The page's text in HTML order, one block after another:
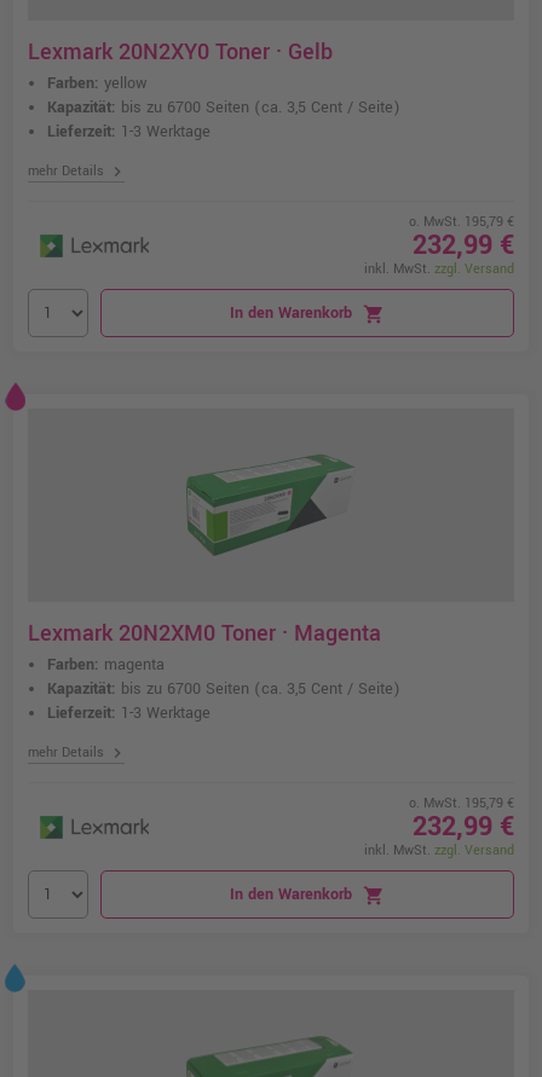
Lexmark 20N2XY0 Toner · Gelb
Farben: yellow
Kapazität: bis zu 6700 Seiten (ca. 3,5 Cent / Seite)
Lieferzeit: 1-3 Werktage
mehr Details chevron_right
o. MwSt. 195,79 €
232,99 €
inkl. MwSt. zzgl. Versand
In den Warenkorb shopping_cart
Lexmark 20N2XM0 Toner · Magenta
Farben: magenta
Kapazität: bis zu 6700 Seiten (ca. 3,5 Cent / Seite)
Lieferzeit: 1-3 Werktage
mehr Details chevron_right
o. MwSt. 195,79 €
232,99 €
inkl. MwSt. zzgl. Versand
In den Warenkorb shopping_cart